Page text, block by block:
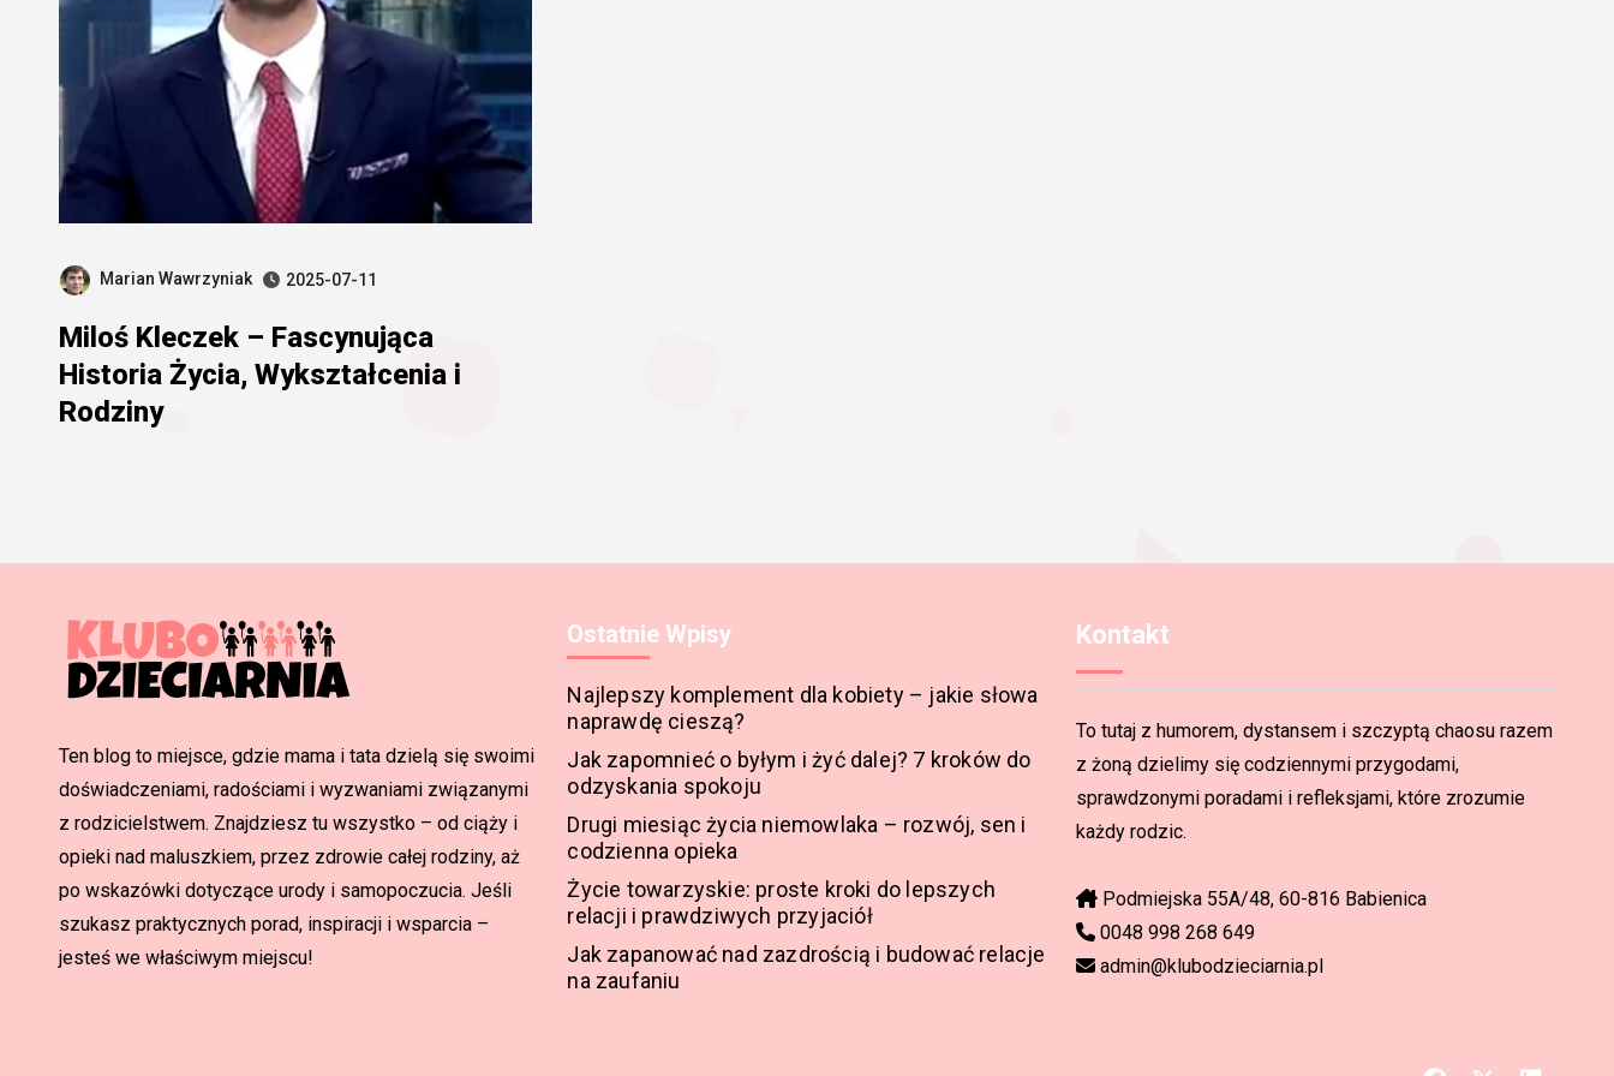
Marian Wawrzyniak 2025-07-11
Miloś Kleczek – Fascynująca
Historia Życia, Wykształcenia i
Rodziny
Ten blog to miejsce, gdzie mama i tata dzielą się swoimi
doświadczeniami, radościami i wyzwaniami związanymi
z rodzicielstwem. Znajdziesz tu wszystko – od ciąży i
opieki nad maluszkiem, przez zdrowie całej rodziny, aż
po wskazówki dotyczące urody i samopoczucia. Jeśli
szukasz praktycznych porad, inspiracji i wsparcia –
jesteś we właściwym miejscu!
Ostatnie Wpisy
Najlepszy komplement dla kobiety – jakie słowa
naprawdę cieszą?
Jak zapomnieć o byłym i żyć dalej? 7 kroków do
odzyskania spokoju
Drugi miesiąc życia niemowlaka – rozwój, sen i
codzienna opieka
Życie towarzyskie: proste kroki do lepszych
relacji i prawdziwych przyjaciół
Jak zapanować nad zazdrością i budować relacje
na zaufaniu
Kontakt
To tutaj z humorem, dystansem i szczyptą chaosu razem
z żoną dzielimy się codziennymi przygodami,
sprawdzonymi poradami i refleksjami, które zrozumie
każdy rodzic.
Podmiejska 55A/48, 60-816 Babienica
0048 998 268 649
admin@klubodzieciarnia.pl